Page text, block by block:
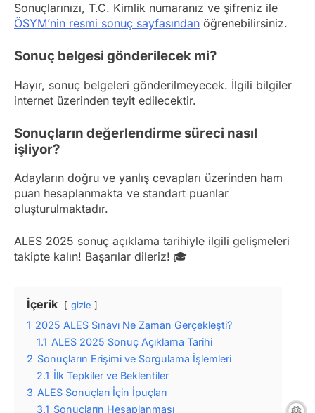
Sonuçlarınızı, T.C. Kimlik numaranız ve şifreniz ile
ÖSYM’nin resmi sonuç sayfasından öğrenebilirsiniz.
Sonuç belgesi gönderilecek mi?
Hayır, sonuç belgeleri gönderilmeyecek. İlgili bilgiler
internet üzerinden teyit edilecektir.
Sonuçların değerlendirme süreci nasıl
işliyor?
Adayların doğru ve yanlış cevapları üzerinden ham
puan hesaplanmakta ve standart puanlar
oluşturulmaktadır.
ALES 2025 sonuç açıklama tarihiyle ilgili gelişmeleri
takipte kalın! Başarılar dileriz! 🎓
İçerik gizle
1 2025 ALES Sınavı Ne Zaman Gerçekleşti?
1.1 ALES 2025 Sonuç Açıklama Tarihi
2 Sonuçların Erişimi ve Sorgulama İşlemleri
2.1 İlk Tepkiler ve Beklentiler
3 ALES Sonuçları İçin İpuçları
3.1 Sonuçların Hesaplanması